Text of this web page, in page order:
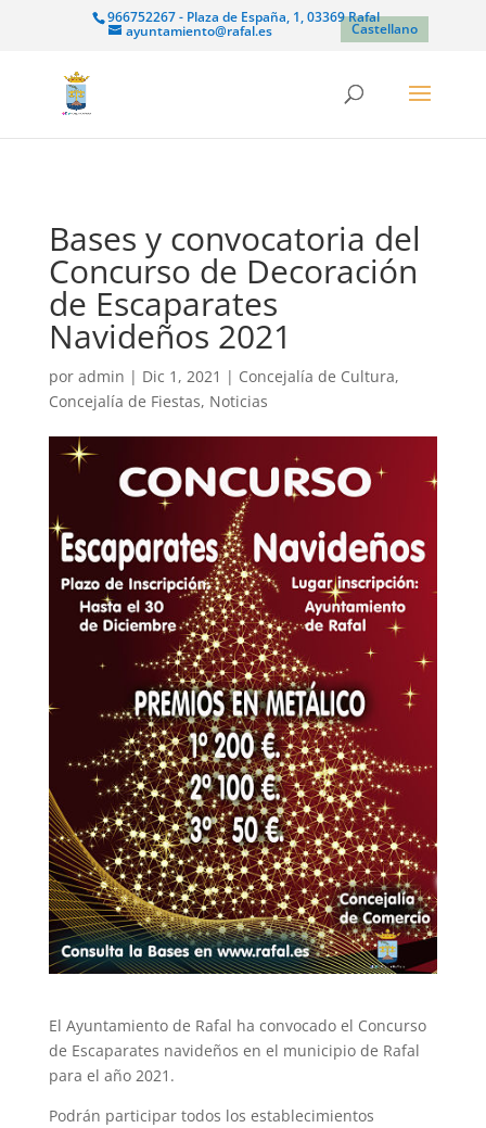
966752267 - Plaza de España, 1, 03369 Rafal
ayuntamiento@rafal.es Castellano
Bases y convocatoria del
Concurso de Decoración
de Escaparates
Navideños 2021
por admin | Dic 1, 2021 | Concejalía de Cultura,
Concejalía de Fiestas, Noticias
El Ayuntamiento de Rafal ha convocado el Concurso
de Escaparates navideños en el municipio de Rafal
para el año 2021.
Podrán participar todos los establecimientos